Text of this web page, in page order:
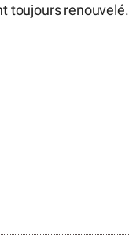
toujours renouvelé.